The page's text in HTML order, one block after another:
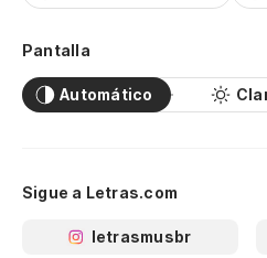
Pantalla
Automático
Sigue a Letras.com
letrasmusbr